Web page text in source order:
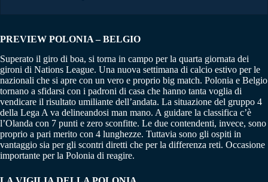
PREVIEW POLONIA – BELGIO
Superato il giro di boa, si torna in campo per la quarta giornata dei
gironi di Nations League. Una nuova settimana di calcio estivo per le
nazionali che si apre con un vero e proprio big match. Polonia e Belgio
tornano a sfidarsi con i padroni di casa che hanno tanta voglia di
vendicare il risultato umiliante dell’andata. La situazione del gruppo 4
della Lega A va delineandosi man mano. A guidare la classifica c’è
l’Olanda con 7 punti e zero sconfitte. Le due contendenti, invece, sono
proprio a pari merito con 4 lunghezze. Tuttavia sono gli ospiti in
vantaggio sia per gli scontri diretti che per la differenza reti. Occasione
importante per la Polonia di reagire.